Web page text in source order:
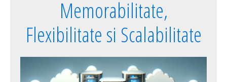
Memorabilitate,
Flexibilitate si Scalabilitate